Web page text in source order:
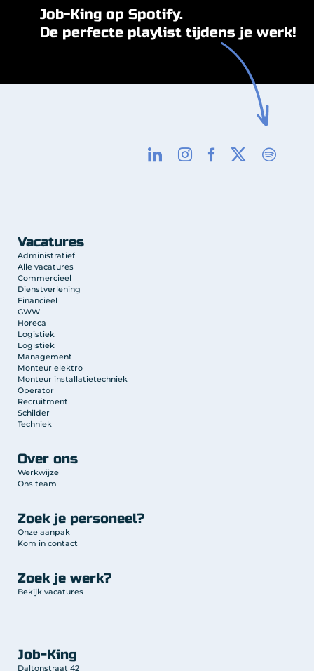
Job-King op Spotify.
De perfecte playlist tijdens je werk!
Job-King
Daltonstraat 42
Vacatures
Administratief
Alle vacatures
Commercieel
Dienstverlening
Financieel
GWW
Horeca
Logistiek
Logistiek
Management
Monteur elektro
Monteur installatietechniek
Operator
Recruitment
Schilder
Techniek
Over ons
Werkwijze
Ons team
Zoek je personeel?
Onze aanpak
Kom in contact
Zoek je werk?
Bekijk vacatures